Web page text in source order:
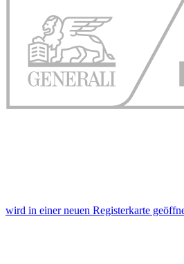
wird in einer neuen Registerkarte